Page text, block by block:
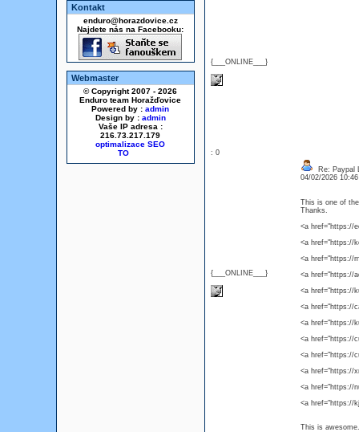
Kontakt
enduro@horazdovice.cz
Najdete nás na Facebooku:
Webmaster
© Copyright 2007 - 2026
Enduro team Horažďovice
Powered by : admin
Design by : admin
Vaše IP adresa :
216.73.217.179
optimalizace SEO
{___ONLINE___}
: 0
{___ONLINE___}
Re: Paypal
04/02/2026
This is one of
Thanks.
<a href="https://
<a href="https://
<a href="https://
<a href="https://
<a href="https://
<a href="https://
<a href="https://
<a href="https://
<a href="https://
<a href="https://
<a href="https://
<a href="https://
This is